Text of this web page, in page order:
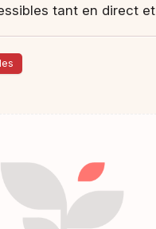
tant en direct